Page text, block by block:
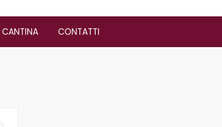
CANTINA CONTATTI